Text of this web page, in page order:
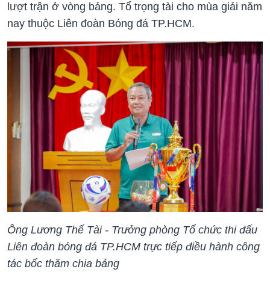
lượt trận ở vòng bảng. Tổ trọng tài cho mùa giải năm
nay thuộc Liên đoàn Bóng đá TP.HCM.
Ông Lương Thế Tài - Trưởng phòng Tổ chức thi đấu
Liên đoàn bóng đá TP.HCM trực tiếp điều hành công
tác bốc thăm chia bảng